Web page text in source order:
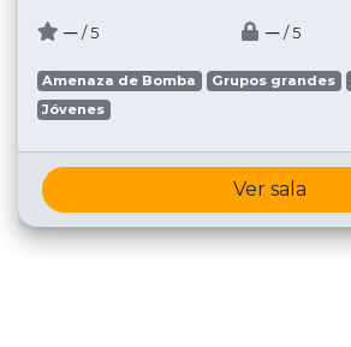
─ / 5 ─ / 5
Amenaza de Bomba Grupos grandes
Jóvenes
Ver sala